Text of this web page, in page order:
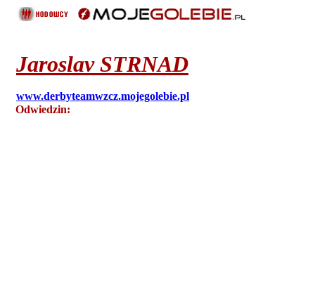
JaroslavSTRNAD
www.derbyteamwzcz.mojegolebie.pl
Odwiedzin: